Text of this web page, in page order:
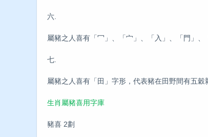
六.
屬豬之人喜有「冖」、「宀」、「入」、「門」
七.
屬豬之人喜有「田」字形，代表豬在田野間有五穀
生肖屬豬喜用字庫
豬喜 2劃